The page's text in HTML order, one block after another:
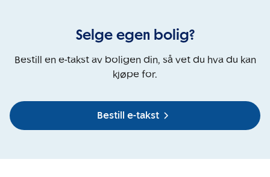
Selge egen bolig?
Bestill en e-takst av boligen din, så vet du hva du kan
kjøpe for.
Bestill e-takst